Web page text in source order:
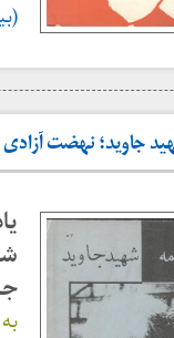
جاوید؛ نهضت آزادی